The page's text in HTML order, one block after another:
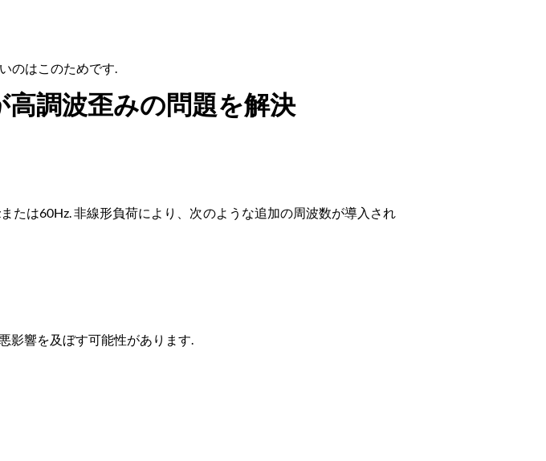
のはこのためです.
調波歪みの問題を解決
たは60Hz. 非線形負荷により、次のような追加の周波数が導入され
影響を及ぼす可能性があります.